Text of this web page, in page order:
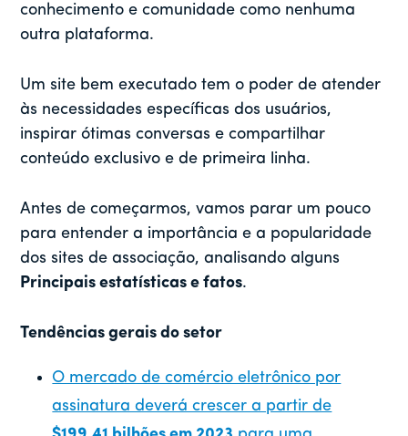
conhecimento e comunidade como nenhuma
outra plataforma.
Um site bem executado tem o poder de atender
às necessidades específicas dos usuários,
inspirar ótimas conversas e compartilhar
conteúdo exclusivo e de primeira linha.
Antes de começarmos, vamos parar um pouco
para entender a importância e a popularidade
dos sites de associação, analisando alguns
Principais estatísticas e fatos.
Tendências gerais do setor
O mercado de comércio eletrônico por
assinatura deverá crescer a partir de